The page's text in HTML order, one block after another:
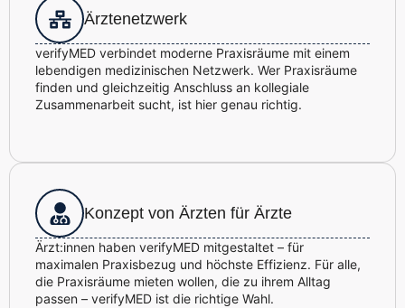
Ärztenetzwerk
verifyMED verbindet moderne Praxisräume mit einem
lebendigen medizinischen Netzwerk. Wer Praxisräume
finden und gleichzeitig Anschluss an kollegiale
Zusammenarbeit sucht, ist hier genau richtig.
Konzept von Ärzten für Ärzte
Ärzt:innen haben verifyMED mitgestaltet – für
maximalen Praxisbezug und höchste Effizienz. Für alle,
die Praxisräume mieten wollen, die zu ihrem Alltag
passen – verifyMED ist die richtige Wahl.